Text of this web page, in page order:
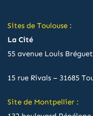
Sites de Toulouse :
La Cité
55 avenue Louis
15 rue Rivals – 31685
Site de Montpellier :